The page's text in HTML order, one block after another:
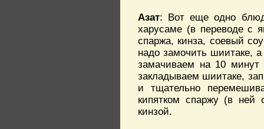
Азат: Вот еще одно
харусаме (в переводе с
спаржа, кинза, соевый
надо замочить шиитаке,
замачиваем на 10
закладываем шиитаке,
и тщательно
кипятком спаржу (в ней
кинзой.